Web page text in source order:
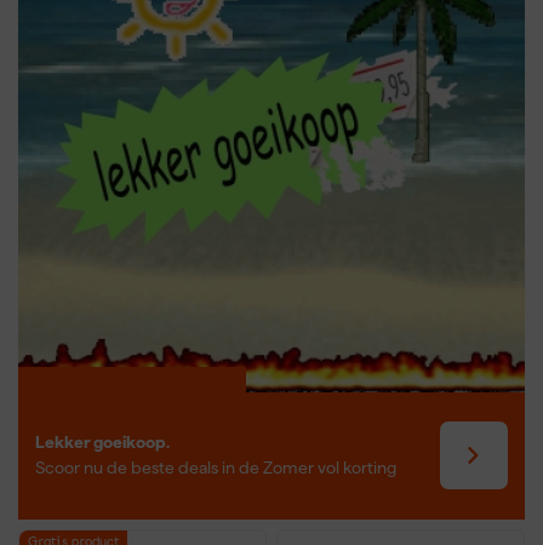
een gatenboor hout of een gatenboor steen juist beter presteert
in die ondergronden. Voor keramiek en porselein zijn er speciale
gatenzaag tegels verkrijgbaar. Met een metaal gatenzaag van
Boschof een Profit gatzaag boor je met gemak door
stalen leidingen, houten panelen of kunststof behuizingen. Er zijn
zelfs varianten voor een gatenboor inbouwdoos of andere
installatietoepassingen. Zo heb je voor elke klus het juiste
gereedschap bij de hand.
Lekker goeikoop.
Scoor nu de beste deals in de Zomer vol korting
Gratis product